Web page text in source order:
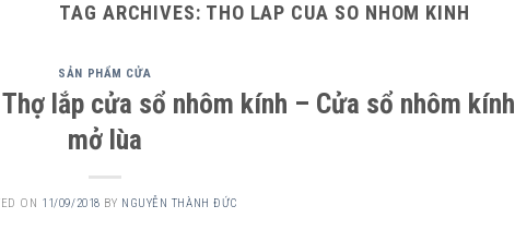
TAG ARCHIVES: THO LAP CUA SO NHOM KINH
SẢN PHẨM CỬA
lắp cửa sổ nhôm kính – Cửa sổ nhôm kính
mở lùa
ON 11/09/2018 BY NGUYỄN THÀNH ĐỨC